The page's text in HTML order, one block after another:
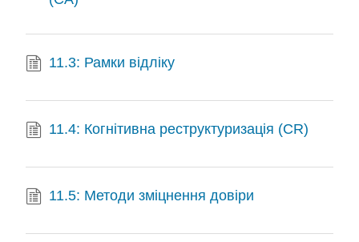
11.3: Рамки відліку
11.4: Когнітивна реструктуризація (CR)
11.5: Методи зміцнення довіри